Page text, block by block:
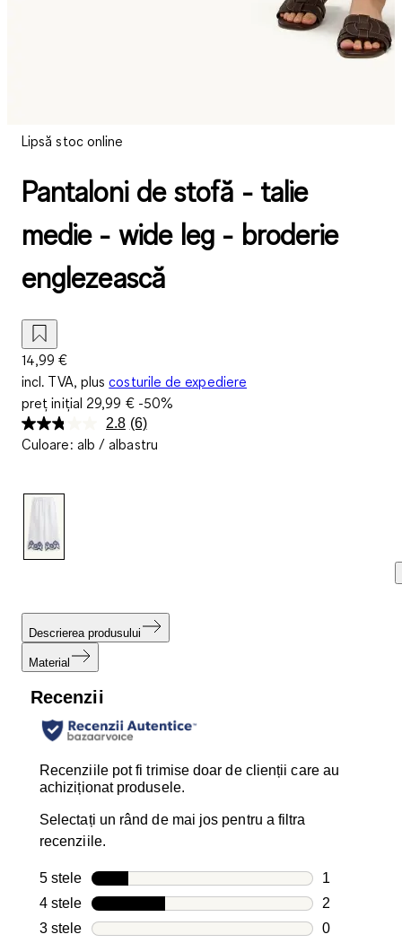
Lipsă stoc online
Pantaloni de stofă - talie
medie - wide leg - broderie
englezească
14,99 €
incl. TVA, plus costurile de expediere
preț inițial 29,99 €-50%
2.8 Citiți
6
(6)
Culoare: alb / albastru
Descrierea produsului
Material
Recenzii
Recenziile pot fi trimise doar de clienții care au
achiziționat produsele.
Selectați un rând de mai jos pentru a filtra
recenziile.
5 stele stele
1
1 recenzie
4 stele stele
2
2 recenzii
3 stele stele
0